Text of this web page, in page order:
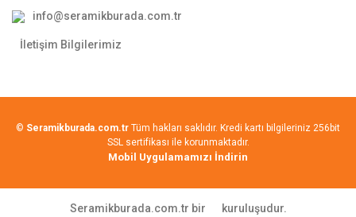
info@seramikburada.com.tr
İletişim Bilgilerimiz
© Seramikburada.com.tr Tüm hakları saklıdır. Kredi kartı bilgileriniz 256bit
SSL sertifikası ile korunmaktadır.
Mobil Uygulamamızı İndirin
Seramikburada.com.tr bir kuruluşudur.